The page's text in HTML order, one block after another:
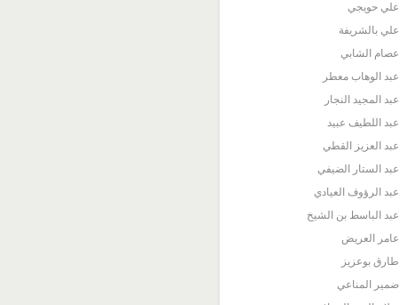
علي حويجي
علي بالشريفة
عصام الشابي
عبد الوهاب معطر
عبد المجيد النجار
عبد اللطيف عبيد
عبد العزيز القطي
عبد الستار الضيفي
عبد الرؤوف العيادي
عبد الباسط بن الشيخ
عامر العريض
طارق بوعزيز
ضمير المناعي